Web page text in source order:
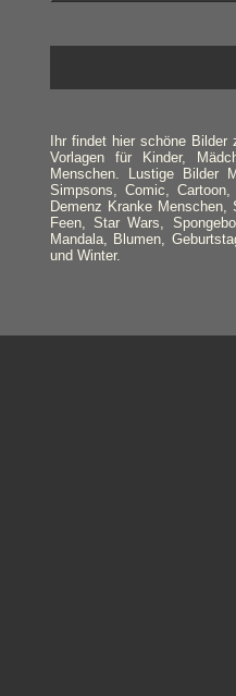
Ihr findet hier schöne
Vorlagen für Kinder,
Menschen. Lustige Bilder
Simpsons, Comic,
Demenz Kranke
Feen, Star Wars,
Mandala, Blumen,
und Winter.